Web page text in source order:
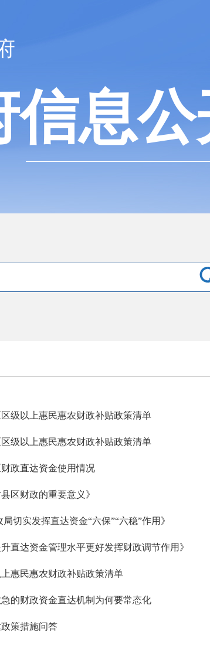
信息公
区级以上惠民惠农财政补贴政策清单
区级以上惠民惠农财政补贴政策清单
政直达资金使用情况
区财政的重要意义》
局切实发挥直达资金“六保”“六稳”作用》
升直达资金管理水平更好发挥财政调节作用》
惠民惠农财政补贴政策清单
的财政资金直达机制为何要常态化
策措施问答